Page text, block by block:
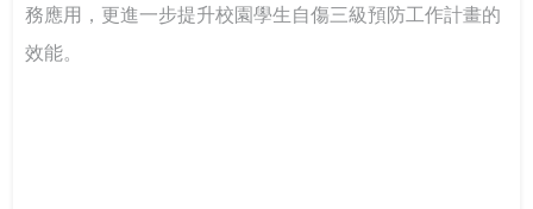
育感動地圖」系列專題
務應用，更進一步提升校園學生自傷三級預防工作計畫的
效能。